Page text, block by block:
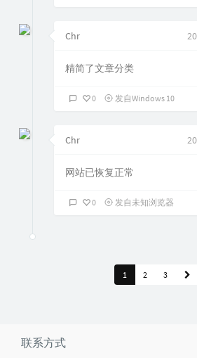
Chr
精简了文章分类
0 发自Windows 10
Chr
网站已恢复正常
0 发自未知浏览器
1 2 3
联系方式